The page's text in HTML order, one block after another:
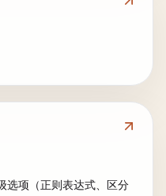
选项（正则表达式、区分